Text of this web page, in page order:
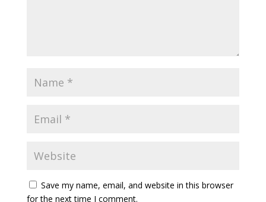
Save my name, email, and website in this browser
for the next time I comment.